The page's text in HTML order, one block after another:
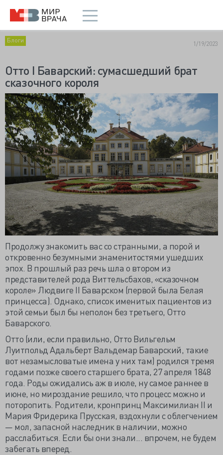
Блоги 1/19/2023
Отто I Баварский: сумасшедший брат
сказочного короля
Продолжу знакомить вас со странными, а порой и
откровенно безумными знаменитостями ушедших
эпох. В прошлый раз речь шла о втором из
представителей рода Виттельсбахов, «сказочном
короле» Людвиге II Баварском (первой была Белая
принцесса). Однако, список именитых пациентов из
этой семьи был бы неполон без третьего, Отто
Баварского.
Отто (или, если правильно, Отто Вильгельм
Луитпольд Адальберт Вальдемар Баварский, такие
вот незамысловатые имена у них там) родился тремя
годами позже своего старшего брата, 27 апреля 1848
года. Роды ожидались аж в июле, ну самое раннее в
июне, но мироздание решило, что процесс можно и
поторопить. Родители, кронпринц Максимилиан II и
Мария Фридерика Прусская, вздохнули с облегчением
— мол, запасной наследник в наличии, можно
расслабиться. Если бы они знали... впрочем, не будем
забегать вперед.